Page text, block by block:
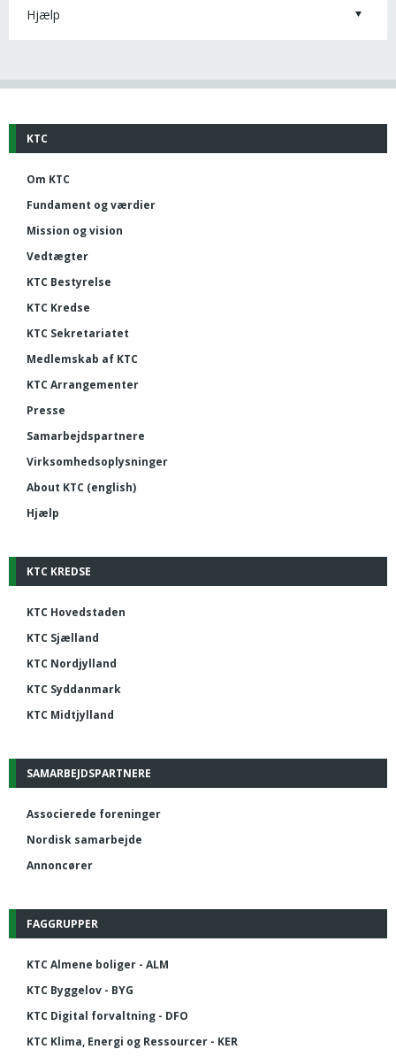
Hjælp
KTC
Om KTC
Fundament og værdier
Mission og vision
Vedtægter
KTC Bestyrelse
KTC Kredse
KTC Sekretariatet
Medlemskab af KTC
KTC Arrangementer
Presse
Samarbejdspartnere
Virksomhedsoplysninger
About KTC (english)
Hjælp
KTC KREDSE
KTC Hovedstaden
KTC Sjælland
KTC Nordjylland
KTC Syddanmark
KTC Midtjylland
SAMARBEJDSPARTNERE
Associerede foreninger
Nordisk samarbejde
Annoncører
FAGGRUPPER
KTC Almene boliger - ALM
KTC Byggelov - BYG
KTC Digital forvaltning - DFO
KTC Klima, Energi og Ressourcer - KER